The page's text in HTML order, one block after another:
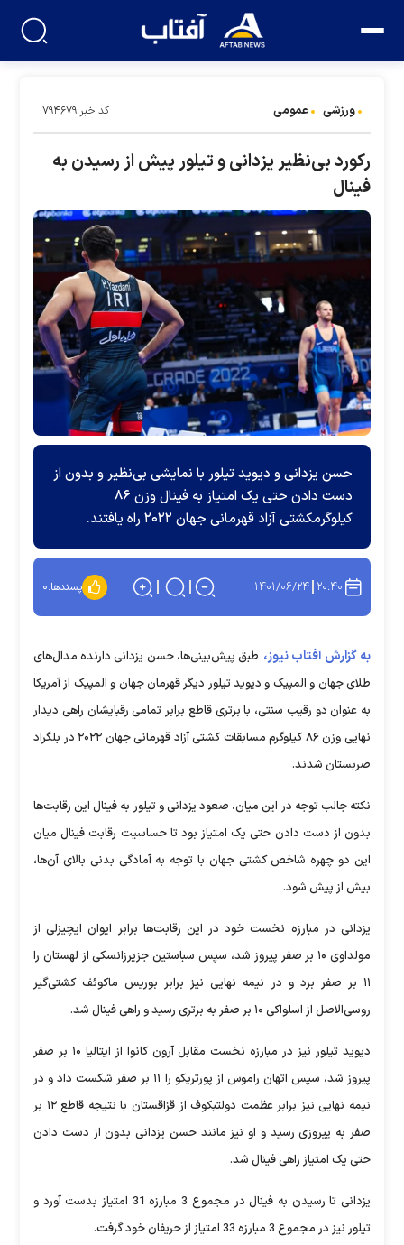
ورزشی عمومی کد خبر:۷۹۴۶۷۹
رکورد بی‌نظیر یزدانی و تیلور پیش از رسیدن به
فینال
حسن یزدانی و دیوید تیلور با نمایشی بی‌نظیر و بدون از
دست دادن حتی یک امتیاز به فینال وزن ۸۶
کیلوگرمکشتی آزاد قهرمانی جهان ۲۰۲۲ راه یافتند.
۲۰:۴۰ ۱۴۰۱/۰۶/۲۴ پسندها:۰
به گزارش آفتاب نیوز، طبق پیش‌بینی‌ها، حسن یزدانی دارنده مدال‌های
طلای جهان و المپیک و دیوید تیلور دیگر قهرمان جهان و المپیک از آمریکا
به عنوان دو رقیب سنتی، با برتری قاطع برابر تمامی رقبایشان راهی دیدار
نهایی وزن ۸۶ کیلوگرم مسابقات کشتی آزاد قهرمانی جهان ۲۰۲۲ در بلگراد
صربستان شدند.
نکته جالب توجه در این میان، صعود یزدانی و تیلور به فینال این رقابت‌ها
بدون از دست دادن حتی یک امتیاز بود تا حساسیت رقابت فینال میان
این دو چهره شاخص کشتی جهان با توجه به آمادگی بدنی بالای آن‌ها،
بیش از پیش شود.
یزدانی در مبارزه نخست خود در این رقابت‌ها برابر ایوان ایچیزلی از
مولداوی ۱۰ بر صفر پیروز شد، سپس سباستین جزیرزانسکی از لهستان را
۱۱ بر صفر برد و در نیمه نهایی نیز برابر بوریس ماکوئف کشتی‌گیر
روسی‌الاصل از اسلواکی ۱۰ بر صفر به برتری رسید و راهی فینال شد.
دیوید تیلور نیز در مبارزه نخست مقابل آرون کانوا از ایتالیا ۱۰ بر صفر
پیروز شد، سپس اتهان راموس از پورتریکو را ۱۱ بر صفر شکست داد و در
نیمه نهایی نیز برابر عظمت دولتبکوف از قزاقستان با نتیجه قاطع ۱۲ بر
صفر به پیروزی رسید و او نیز مانند حسن یزدانی بدون از دست دادن
حتی یک امتیاز راهی فینال شد.
یزدانی تا رسیدن به فینال در مجموع 3 مبارزه 31 امتیاز بدست آورد و
تیلور نیز در مجموع 3 مبارزه 33 امتیاز از حریفان خود گرفت.